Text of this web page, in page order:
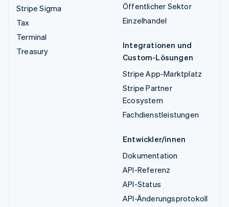
Stripe Sigma
Tax
Terminal
Treasury
Öffentlicher Sektor
Einzelhandel
Integrationen und
Custom-Lösungen
Stripe App-Marktplatz
Stripe Partner
Ecosystem
Fachdienstleistungen
Entwickler/innen
Dokumentation
API-Referenz
API-Status
API-Änderungsprotokoll